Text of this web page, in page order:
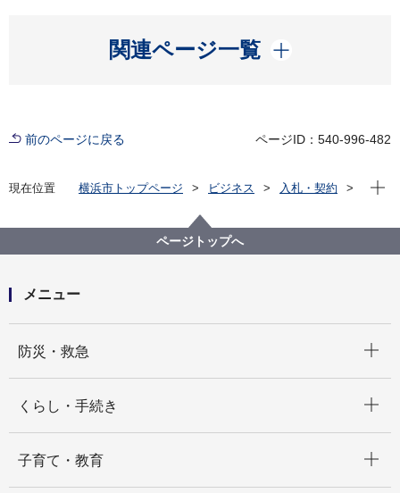
関連ページ一覧
開く
前のページに戻る ページID：540-996-482
現在位置 横浜市トップページ ビジネス
入札・契約
【入札結果掲載】本市施設資源物（古紙）上半期収集
運搬資源化業務委託（Ｇブロック）
現在
ページトップへ
メニュー
防災・救急
くらし・手続き
子育て・教育